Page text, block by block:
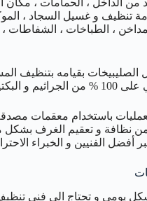
من الداخل ، الحمامات ، مكان
تنظيف و غسيل السجاد ،
، الطباخات ، الشفاطات ،
الصليبيخات بقيامه بتنظيف
الارضيات .
باستخدام معقمات
من نظافة و تعقيم الغرف بشكل
أفضل الفنيين و الخبراء
يومي و تحتاج الى فني